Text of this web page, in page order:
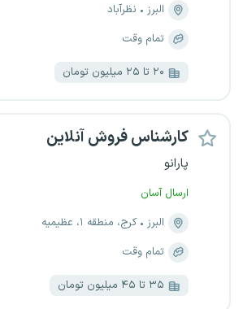
البرز
نظرآباد
تمام وقت
۲۰ تا ۲۵ میلیون تومان
کارشناس فروش آنلاین
پارانو
ارسال آسان
البرز
کرج، منطقه ۱، عظیمیه
تمام وقت
۳۵ تا ۴۵ میلیون تومان